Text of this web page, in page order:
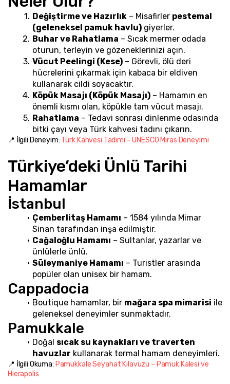
Değiştirme ve Hazırlık – Misafirler pestemal
(geleneksel pamuk havlu) giyerler.
Buhar ve Rahatlama – Sıcak mermer odada
oturun, terleyin ve gözeneklerinizi açın.
Vücut Peelingi (Kese) – Görevli, ölü deri
hücrelerini çıkarmak için kabaca bir eldiven
kullanarak cildi soyacaktır.
Köpük Masajı (Köpük Masajı) – Hamamın en
önemli kısmı olan, köpükle tam vücut masajı.
Rahatlama – Tedavi sonrası dinlenme odasında
bitki çayı veya Türk kahvesi tadını çıkarın.
📍 İlgili Deneyim: Türk Kahvesi Tadımı – UNESCO Miras Deneyimi
Türkiye’deki Ünlü Tarihi
Hamamlar
İstanbul
Çemberlitaş Hamamı – 1584 yılında Mimar
Sinan tarafından inşa edilmiştir.
Cağaloğlu Hamamı – Sultanlar, yazarlar ve
ünlülerle ünlü.
Süleymaniye Hamamı – Turistler arasında
popüler olan unisex bir hamam.
Cappadocia
Boutique hamamlar, bir mağara spa mimarisi ile
geleneksel deneyimler sunmaktadır.
Pamukkale
Doğal sıcak su kaynakları ve traverten
havuzlar kullanarak termal hamam deneyimleri.
📍 İlgili Okuma: Pamukkale Seyahat Kılavuzu – Pamuk Kalesi ve
Hierapolis